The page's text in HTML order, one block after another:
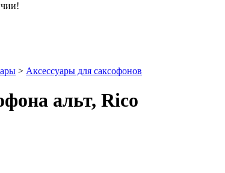
> Аксессуары для саксофонов
альт, Rico